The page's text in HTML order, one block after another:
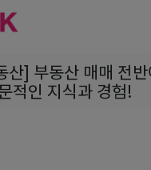
산] 부동산 매매 전
적인 지식과 경험!